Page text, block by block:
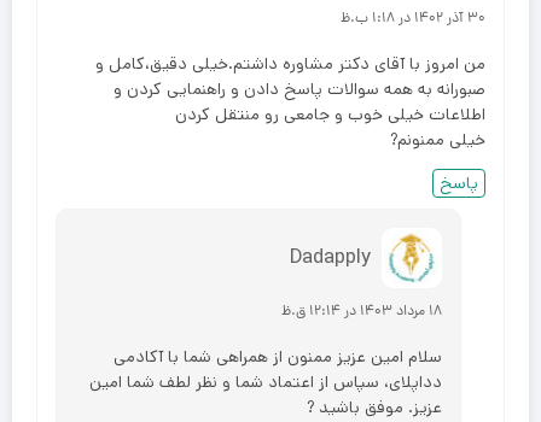
۳۰ آذر ۱۴۰۲ در ۱:۱۸ ب.ظ
من امروز با آقای دکتر مشاوره داشتم.خیلی دقیق،کامل و
صبورانه به همه سوالات پاسخ دادن و راهنمایی کردن و
اطلاعات خیلی خوب و جامعی رو منتقل کردن
خیلی ممنونم?
پاسخ
Dadapply
۱۸ مرداد ۱۴۰۳ در ۱۲:۱۴ ق.ظ
سلام امین عزیز ممنون از همراهی شما با آکادمی
دداپلای، سپاس از اعتماد شما و نظر لطف شما امین
عزیز. موفق باشید ?